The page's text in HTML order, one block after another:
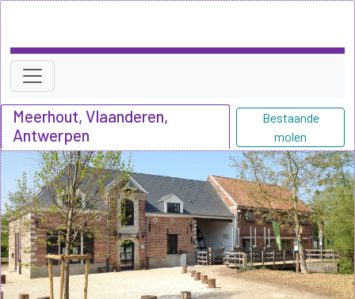
Meerhout, Vlaanderen,
Antwerpen
Bestaande
molen